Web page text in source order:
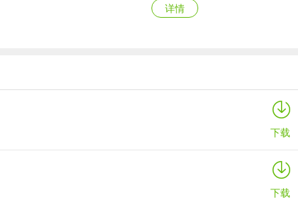
割全场。“金戈铁马”使战士成为队伍的强力肉盾，攻击后自己
详情
原始传奇百度客户端
下载
下载